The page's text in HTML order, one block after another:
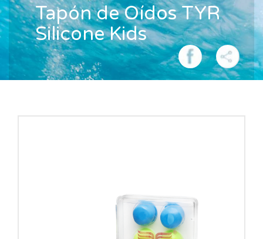
Tapón de Oídos TYR
Silicone Kids